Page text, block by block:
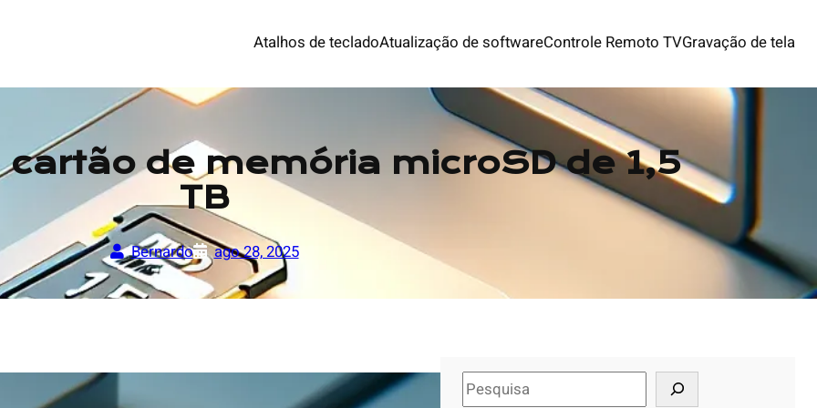
Atalhos de tecladoAtualização de softwareControle Remoto TVGravação de tela
cartão de memória microSD de 1,5
TB
Bernardo ago 28, 2025
S